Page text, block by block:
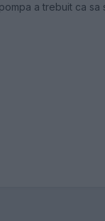
a trebuit ca